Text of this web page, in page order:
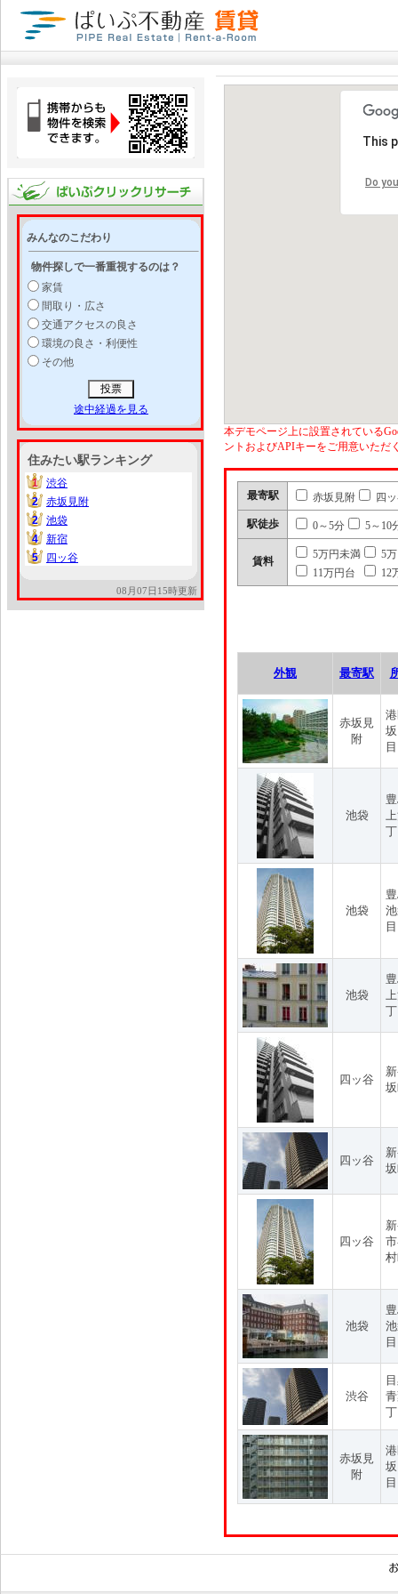
みんなのこだわり
物件探しで一番重視するのは？
家賃
間取り・広さ
交通アクセスの良さ
環境の良さ・利便性
その他
途中経過を見る
住みたい駅ランキング
1
1
渋谷
2
2
赤坂見附
2
2
池袋
4
4
新宿
5
5 四ッ谷
08月07日15時更新
This
Do
本デモページ上に設置されている
ントおよびAPIキーをご用意いただ
最寄駅 赤坂見附 四
駅徒歩 0～5分 5～10
賃料
5万円未満
5
11万円台
12
外観 最寄駅
赤坂見
附
目
池袋
池袋
目
池袋
四ッ谷
四ッ谷
四ッ谷
池袋
渋谷
赤坂見
附
目